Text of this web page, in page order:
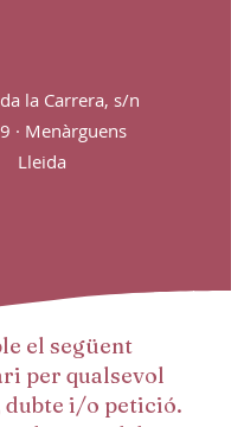
la Carrera, s/n
· Menàrguens
Lleida
el següent
per qualsevol
dubte i/o petició.